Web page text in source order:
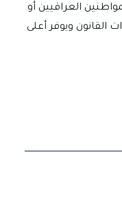
العراقيين أو
القانون ويوفر أعلى